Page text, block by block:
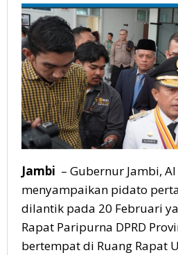
Pangan
dan
Batas
Wilayah
Jambi – Gubernur Jambi,
menyampaikan pidato
dilantik pada 20 Februari
Rapat Paripurna DPRD
bertempat di Ruang Rapat